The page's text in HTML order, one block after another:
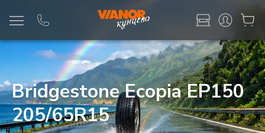
Bridgestone Ecopia EP150
205/65R15
Информация Фото товара